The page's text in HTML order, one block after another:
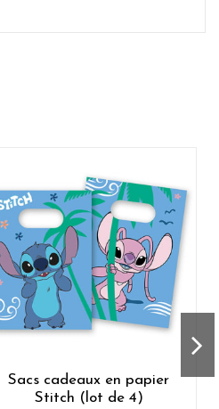
Sacs cadeaux en papier
Stitch (lot de 4)